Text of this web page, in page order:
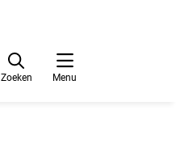
Menu
Zoeken